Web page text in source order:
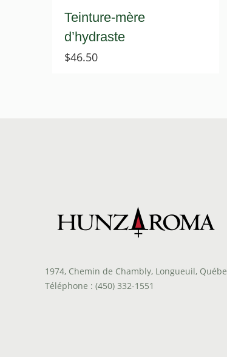
Teinture-mère
d’hydraste
$46.50
1974, Chemin de Chambly, Longueuil,
Téléphone : (450) 332-1551